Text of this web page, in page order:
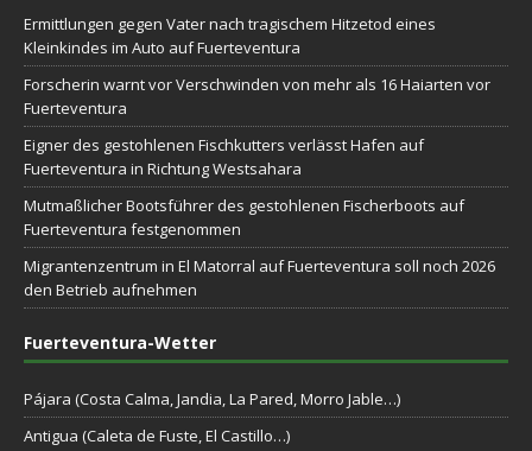
Ermittlungen gegen Vater nach tragischem Hitzetod eines
Kleinkindes im Auto auf Fuerteventura
Forscherin warnt vor Verschwinden von mehr als 16 Haiarten vor
Fuerteventura
Eigner des gestohlenen Fischkutters verlässt Hafen auf
Fuerteventura in Richtung Westsahara
Mutmaßlicher Bootsführer des gestohlenen Fischerboots auf
Fuerteventura festgenommen
Migrantenzentrum in El Matorral auf Fuerteventura soll noch 2026
den Betrieb aufnehmen
Fuerteventura-Wetter
Pájara (Costa Calma, Jandia, La Pared, Morro Jable…)
Antigua (Caleta de Fuste, El Castillo…)